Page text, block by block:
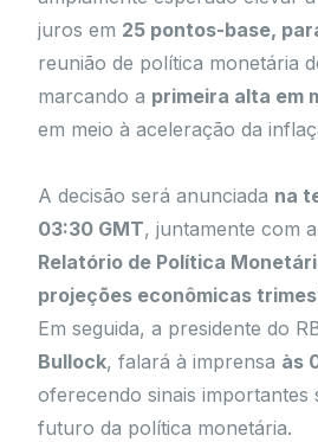
juros em 25 pontos-base,
reunião de política monetária
marcando a primeira alta em
em meio à aceleração da
A decisão será anunciada na
03:30 GMT, juntamente com
Relatório de Política
projeções econômicas
Em seguida, a presidente do
Bullock, falará à imprensa às
oferecendo sinais importantes
futuro da política monetária.